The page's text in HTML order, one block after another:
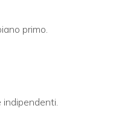
primo.